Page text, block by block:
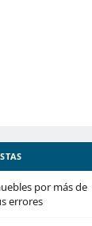
por más de
errores